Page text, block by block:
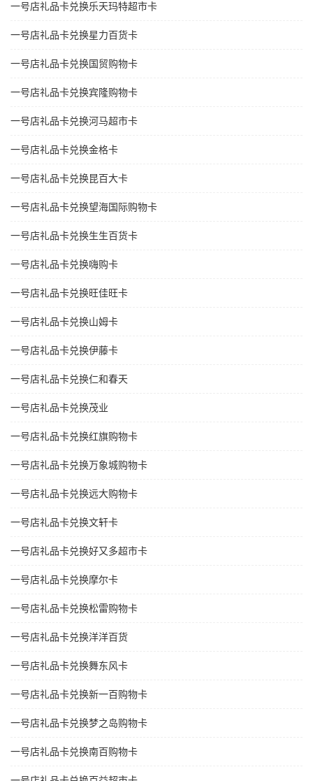
一号店礼品卡兑换乐天玛特超市卡
一号店礼品卡兑换星力百货卡
一号店礼品卡兑换国贸购物卡
一号店礼品卡兑换宾隆购物卡
一号店礼品卡兑换河马超市卡
一号店礼品卡兑换金格卡
一号店礼品卡兑换昆百大卡
一号店礼品卡兑换望海国际购物卡
一号店礼品卡兑换生生百货卡
一号店礼品卡兑换嗨购卡
一号店礼品卡兑换旺佳旺卡
一号店礼品卡兑换山姆卡
一号店礼品卡兑换伊藤卡
一号店礼品卡兑换仁和春天
一号店礼品卡兑换茂业
一号店礼品卡兑换红旗购物卡
一号店礼品卡兑换万象城购物卡
一号店礼品卡兑换远大购物卡
一号店礼品卡兑换文轩卡
一号店礼品卡兑换好又多超市卡
一号店礼品卡兑换摩尔卡
一号店礼品卡兑换松雷购物卡
一号店礼品卡兑换洋洋百货
一号店礼品卡兑换舞东风卡
一号店礼品卡兑换新一百购物卡
一号店礼品卡兑换梦之岛购物卡
一号店礼品卡兑换南百购物卡